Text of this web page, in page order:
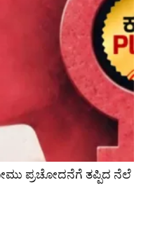
ಪ್ರಚೋದನೆಗೆ ತಪ್ಪಿದ ನೆಲೆ